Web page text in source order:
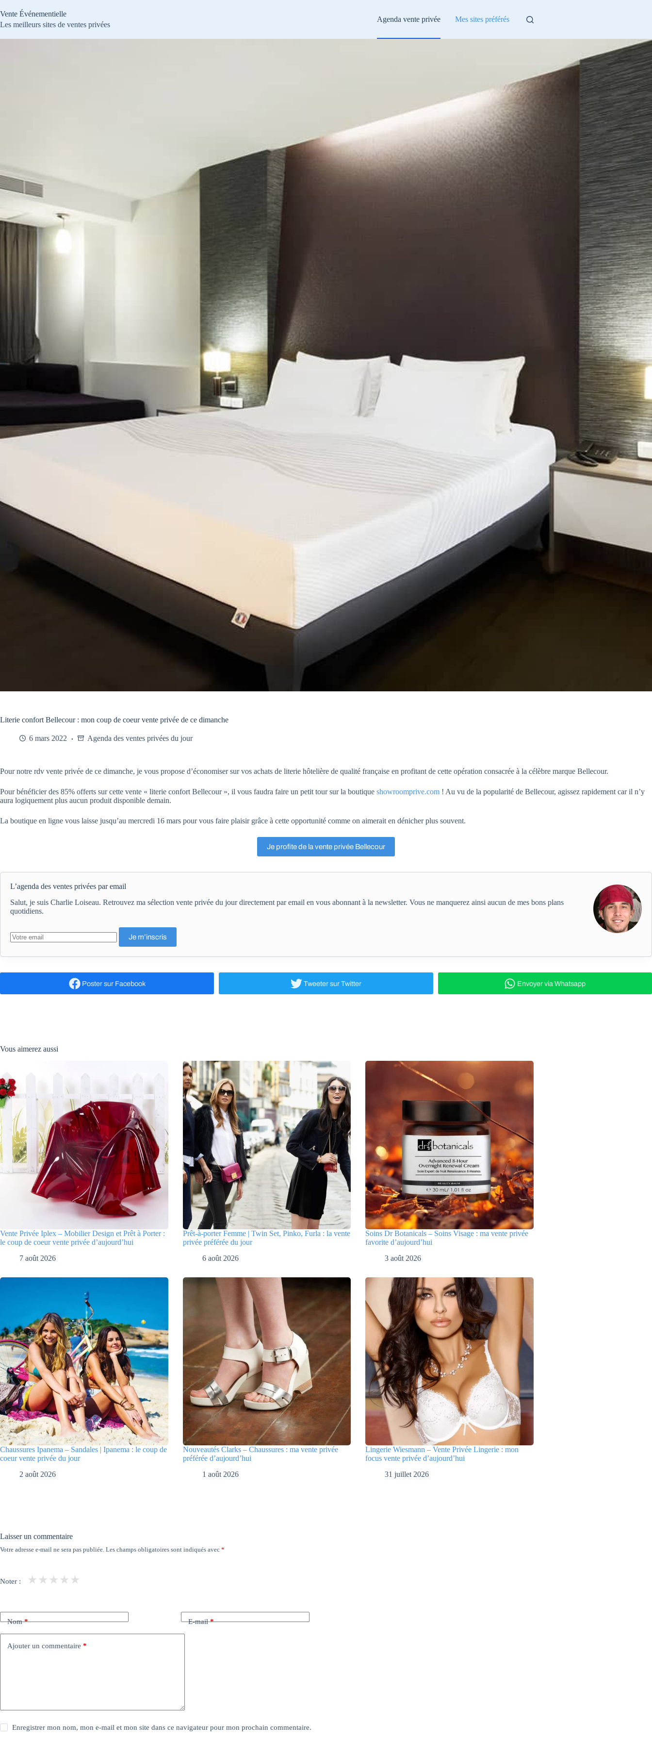
au
contenu
Vente Événementielle
Les meilleurs sites de ventes privées
Agenda vente privée Mes sites préférés
Literie confort Bellecour : mon coup de coeur vente privée de ce dimanche
6 mars 2022 Agenda des ventes privées du jour
Pour notre rdv vente privée de ce dimanche, je vous propose d’économiser sur vos achats de literie hôtelière de qualité française en profitant de cette opération consacrée à la célèbre marque Bellecour.
Pour bénéficier des 85% offerts sur cette vente « literie confort Bellecour », il vous faudra faire un petit tour sur la boutique showroomprive.com ! Au vu de la popularité de Bellecour, agissez rapidement car il n’y
aura logiquement plus aucun produit disponible demain.
La boutique en ligne vous laisse jusqu’au mercredi 16 mars pour vous faire plaisir grâce à cette opportunité comme on aimerait en dénicher plus souvent.
Je profite de la vente privée Bellecour
L’agenda des ventes privées par email
Salut, je suis Charlie Loiseau. Retrouvez ma sélection vente privée du jour directement par email en vous abonnant à la newsletter. Vous ne manquerez ainsi aucun de mes bons plans
quotidiens.
Postersur Facebook Tweetersur Twitter Envoyervia Whatsapp
Vous aimerez aussi
Vente Privée Iplex – Mobilier Design et Prêt à Porter :
le coup de coeur vente privée d’aujourd’hui
7 août 2026
Prêt-à-porter Femme | Twin Set, Pinko, Furla : la vente
privée préférée du jour
6 août 2026
Soins Dr Botanicals – Soins Visage : ma vente privée
favorite d’aujourd’hui
3 août 2026
Chaussures Ipanema – Sandales | Ipanema : le coup de
coeur vente privée du jour
2 août 2026
Nouveautés Clarks – Chaussures : ma vente privée
préférée d’aujourd’hui
1 août 2026
Lingerie Wiesmann – Vente Privée Lingerie : mon
focus vente privée d’aujourd’hui
31 juillet 2026
Laisser un commentaire
Votre adresse e-mail ne sera pas publiée. Les champs obligatoires sont indiqués avec *
Noter : ★
★
★
★
★
Nom* E-mail*
Ajouter un commentaire *
Enregistrer mon nom, mon e-mail et mon site dans ce navigateur pour mon prochain commentaire.